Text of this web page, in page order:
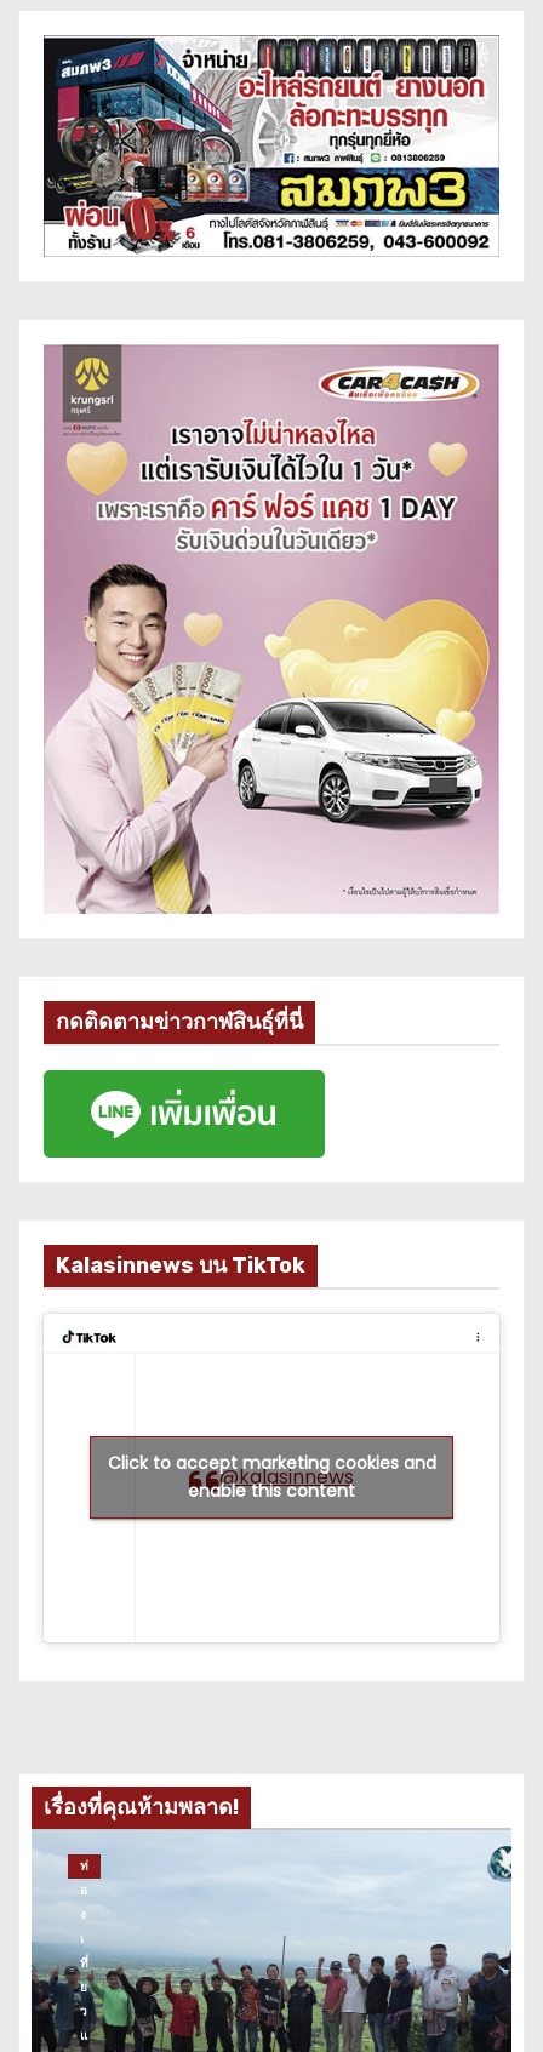
กดติดตามข่าวกาฬสินธุ์ที่นี่
Kalasinnews บน TikTok
@kalasinnews
Click to accept marketing cookies and
enable this content
เรื่องที่คุณห้ามพลาด!
ท่
อ
ง
เ
ที่
ย
ว
แ